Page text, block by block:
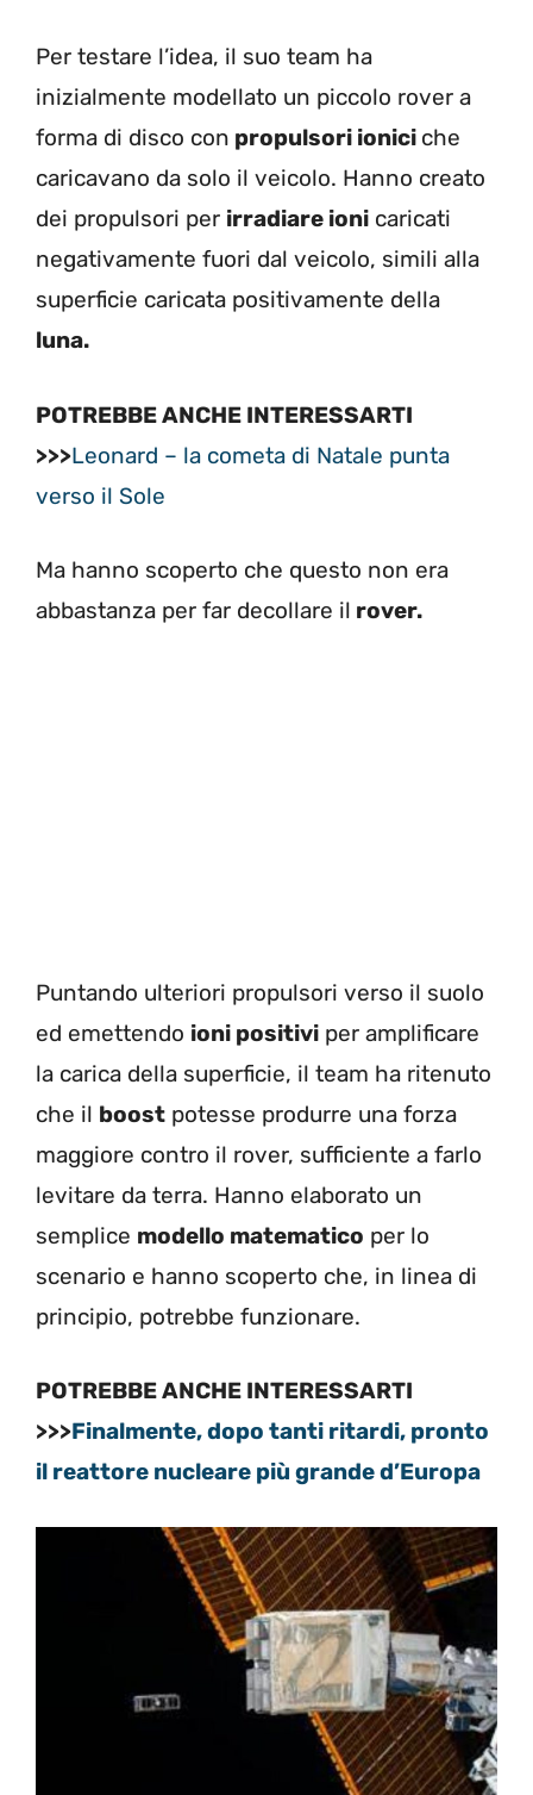
Per testare l’idea, il suo team ha
inizialmente modellato un piccolo rover a
forma di disco con propulsori ionici che
caricavano da solo il veicolo. Hanno creato
dei propulsori per irradiare ioni caricati
negativamente fuori dal veicolo, simili alla
superficie caricata positivamente della
luna.
POTREBBE ANCHE INTERESSARTI
>>>Leonard – la cometa di Natale punta
verso il Sole
Ma hanno scoperto che questo non era
abbastanza per far decollare il rover.
Puntando ulteriori propulsori verso il suolo
ed emettendo ioni positivi per amplificare
la carica della superficie, il team ha ritenuto
che il boost potesse produrre una forza
maggiore contro il rover, sufficiente a farlo
levitare da terra. Hanno elaborato un
semplice modello matematico per lo
scenario e hanno scoperto che, in linea di
principio, potrebbe funzionare.
POTREBBE ANCHE INTERESSARTI
>>>Finalmente, dopo tanti ritardi, pronto
il reattore nucleare più grande d’Europa